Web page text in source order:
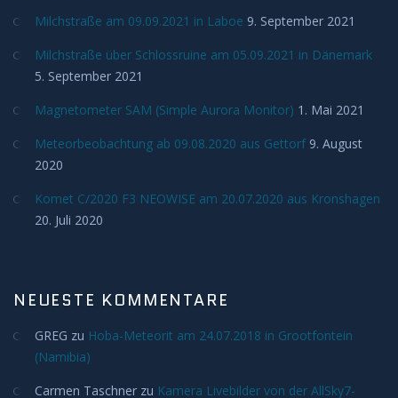
H-Alpha
Mond
Planeten
Jupiter
Mars
Saturn
Venus
Milchstraße am 09.09.2021 in Laboe 9. September 2021
Milchstraße über Schlossruine am 05.09.2021 in Dänemark
5. September 2021
Magnetometer SAM (Simple Aurora Monitor) 1. Mai 2021
Meteorbeobachtung ab 09.08.2020 aus Gettorf 9. August
2020
Komet C/2020 F3 NEOWISE am 20.07.2020 aus Kronshagen
20. Juli 2020
NEUESTE KOMMENTARE
GREG zu Hoba-Meteorit am 24.07.2018 in Grootfontein
(Namibia)
Carmen Taschner zu Kamera Livebilder von der AllSky7-